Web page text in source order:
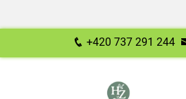
+420 737 291 244